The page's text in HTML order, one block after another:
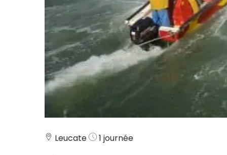
Leucate
1 journée